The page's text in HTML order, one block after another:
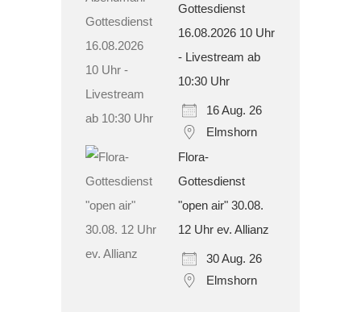
Gottesdienst
16.08.2026 10 Uhr
- Livestream ab
10:30 Uhr
16 Aug. 26
Elmshorn
Flora-
Gottesdienst
"open air" 30.08.
12 Uhr ev. Allianz
30 Aug. 26
Elmshorn